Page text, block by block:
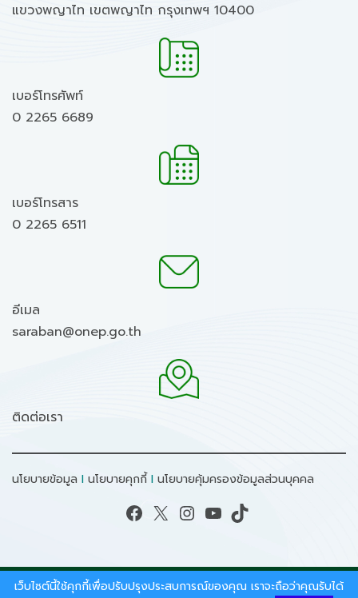
แขวงพญาไท เขตพญาไท กรุงเทพฯ 10400
เบอร์โทรศัพท์
0 2265 6689
เบอร์โทรสาร
0 2265 6511
อีเมล
saraban@onep.go.th
ติดต่อเรา
นโยบายข้อมูล I นโยบายคุกกี้ I นโยบายคุ้มครองข้อมูลส่วนบุคคล
Facebook X Instagram YouTube TikTok
สงวนลิขสิทธิ์ © 2026 - สำนักงานนโยบายและแผน
เว็บไซต์นี้ใช้คุกกี้เพื่อปรับปรุงประสบการณ์ของคุณ เราจะถือว่าคุณรับได้